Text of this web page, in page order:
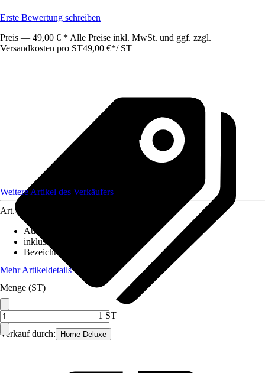
Erste Bewertung schreiben
Preis — 49,00 € * Alle Preise inkl. MwSt. und ggf. zzgl.
Versandkosten pro ST49,00 €*/ ST
Verkauf durch: Home Deluxe
Weitere Artikel des Verkäufers
Art.-Nr.
Ausführung
inklusive Leuchtmittel
Bezeichnung Fassung
Mehr Artikeldetails
Menge (ST)
1 ST